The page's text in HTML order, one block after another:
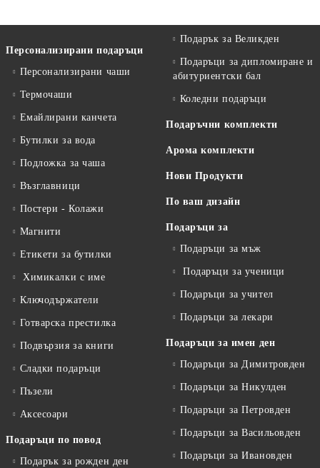
Персонализирани подаръци
Персонализирани чаши
Термочаши
Емайлирани канчета
Бутилки за вода
Подложка за чаша
Възглавници
Постери - Колажи
Магнити
Етикети за бутилки
Химикалки с име
Ключодържатели
Готварска престилка
Подвързия за книги
Сладки подаръци
Пъзели
Аксесоари
Подаръци по повод
Подарък за рожден ден
Подарък за Великден
Подаръци за дипломиране и
абитуриентски бал
Коледни подаръци
Подаръчни комплекти
Арома комплекти
Нови Продукти
По ваш дизайн
Подаръци за
Подаръци за мъж
Подаръци за ученици
Подаръци за учител
Подаръци за лекари
Подаръци за имен ден
Подаръци за Димитровден
Подаръци за Никулден
Подаръци за Петровден
Подаръци за Васильовден
Подаръци за Ивановден